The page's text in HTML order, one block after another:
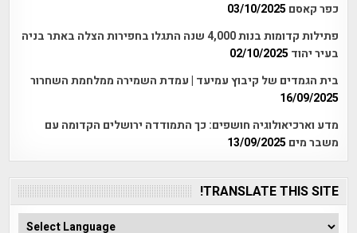
כפר קאסם 03/10/2025
פתילות קדומות בנות 4,000 שנה התגלו בחפירות הצלה באתר בניה
בעיר יהוד 02/10/2025
בית הגמדים של קיבוץ עמיעד | עמדת השמירה ממלחמת השחרור
16/09/2025
מדע וארכיאולוגיה חושפים: כך התמודדה ירושלים הקדומה עם
משבר מים 13/09/2025
TRANSLATE THIS SITE!